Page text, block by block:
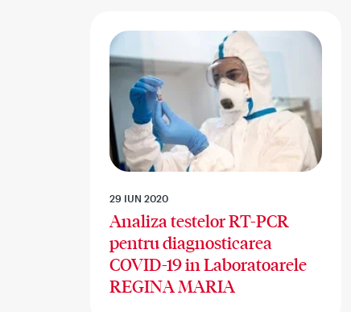
29 IUN 2020
Analiza testelor RT-PCR
pentru diagnosticarea
COVID-19 in Laboratoarele
REGINA MARIA